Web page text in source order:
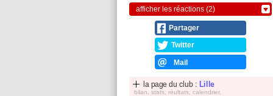
afficher les réactions (2)
Partager
Twitter
Mail
la page du club : Lille
bilan, stats, réultats, calendrier,